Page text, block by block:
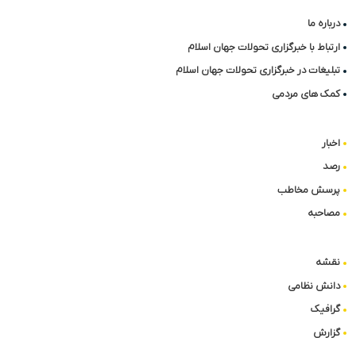
درباره ما
ارتباط با خبرگزاری تحولات جهان اسلام
تبلیغات در خبرگزاری تحولات جهان اسلام
کمک های مردمی
اخبار
رصد
پرسش مخاطب
مصاحبه
نقشه
دانش نظامی
گرافیک
گزارش